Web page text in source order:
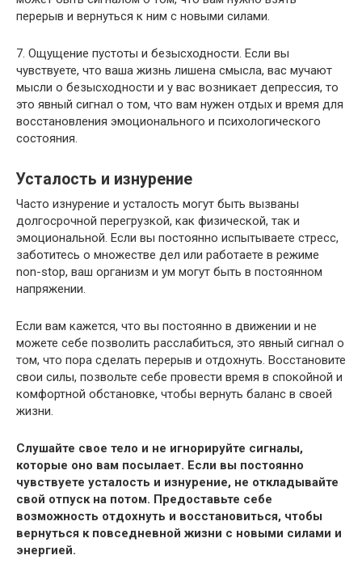
перерыв и вернуться к ним с новыми силами.
7. Ощущение пустоты и безысходности. Если вы
чувствуете, что ваша жизнь лишена смысла, вас мучают
мысли о безысходности и у вас возникает депрессия, то
это явный сигнал о том, что вам нужен отдых и время для
восстановления эмоционального и психологического
состояния.
Усталость и изнурение
Часто изнурение и усталость могут быть вызваны
долгосрочной перегрузкой, как физической, так и
эмоциональной. Если вы постоянно испытываете стресс,
заботитесь о множестве дел или работаете в режиме
non-stop, ваш организм и ум могут быть в постоянном
напряжении.
Если вам кажется, что вы постоянно в движении и не
можете себе позволить расслабиться, это явный сигнал о
том, что пора сделать перерыв и отдохнуть. Восстановите
свои силы, позвольте себе провести время в спокойной и
комфортной обстановке, чтобы вернуть баланс в своей
жизни.
Слушайте свое тело и не игнорируйте сигналы,
которые оно вам посылает. Если вы постоянно
чувствуете усталость и изнурение, не откладывайте
свой отпуск на потом. Предоставьте себе
возможность отдохнуть и восстановиться, чтобы
вернуться к повседневной жизни с новыми силами и
энергией.